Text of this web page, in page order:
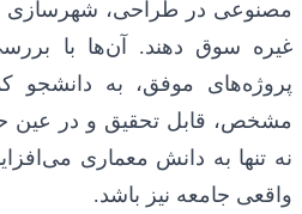
مصنوعی در طراحی، شهرسازی
غیره سوق دهند. آن‌ها با
پروژه‌های موفق، به دانشجو
مشخص، قابل تحقیق و در عین
نه تنها به دانش معماری
واقعی جامعه نیز باشد.